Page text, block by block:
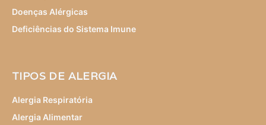
Doenças Alérgicas
Deficiências do Sistema Imune
TIPOS DE ALERGIA
Alergia Respiratória
Alergia Alimentar